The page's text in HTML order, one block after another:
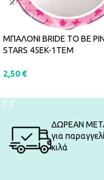
ΜΠΑΛΟΝΙ BRIDE TO BE
STARS 45EK-1ΤΕΜ
2,50 €
ΔΩΡΕΑΝ
για
κιλά